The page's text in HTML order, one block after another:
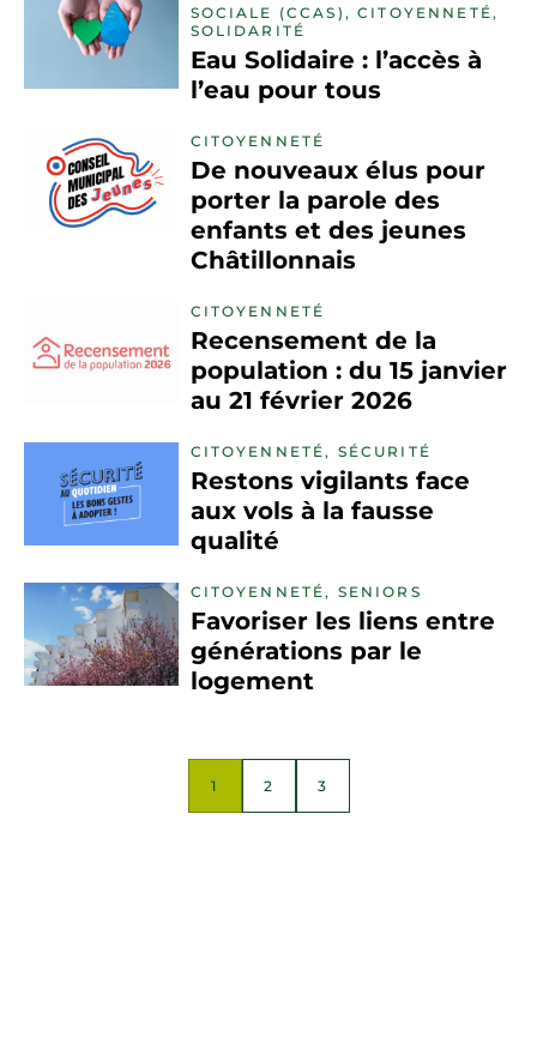
SOCIALE (CCAS), CITOYENNETÉ,
SOLIDARITÉ
Eau Solidaire : l’accès à
l’eau pour tous
CITOYENNETÉ
De nouveaux élus pour
porter la parole des
enfants et des jeunes
Châtillonnais
CITOYENNETÉ
Recensement de la
population : du 15 janvier
au 21 février 2026
CITOYENNETÉ, SÉCURITÉ
Restons vigilants face
aux vols à la fausse
qualité
CITOYENNETÉ, SENIORS
Favoriser les liens entre
générations par le
logement
1 2 3